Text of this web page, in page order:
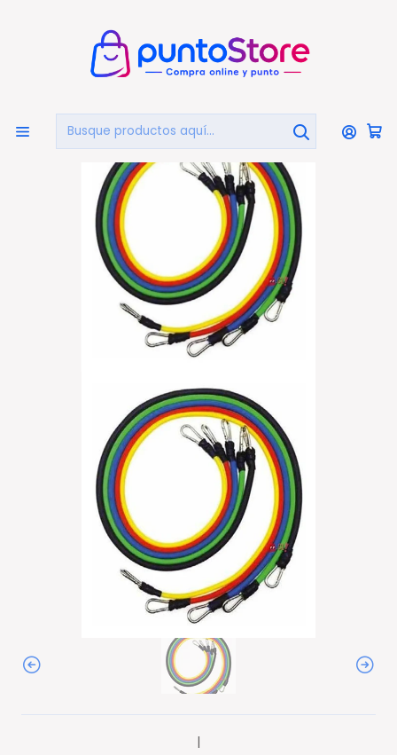
DEPORTES Y FITNESS Bandas Elásticas
Pack De 5 Bandas Elásticas Resistencia 100 Libras Tpe -
Ps
|